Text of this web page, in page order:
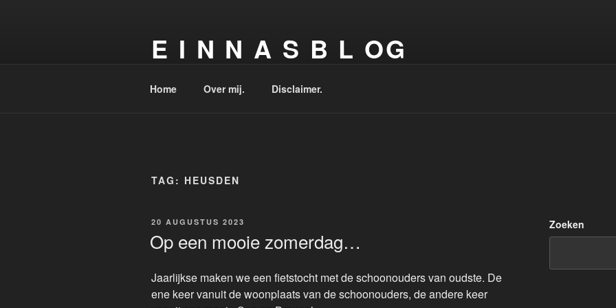
E I N N A S B L OG
Home Over mij. Disclaimer.
TAG: HEUSDEN
GEPLAATST
20 AUGUSTUS 2023
Op een mooie zomerdag…
Jaarlijkse maken we een fietstocht met de schoonouders van oudste. De
ene keer vanuit de woonplaats van de schoonouders, de andere keer
Zoeken